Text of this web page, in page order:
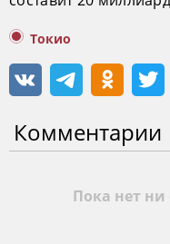
Токио
Комментарии
Пока нет